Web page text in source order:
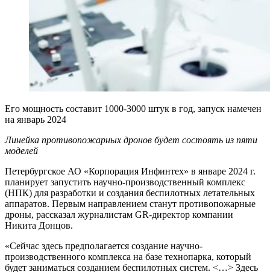
Его мощность составит 1000-3000 штук в год, запуск намечен
на январь 2024
Линейка противопожарных дронов будет состоять из пяти
моделей
Петербургское АО «Корпорация Инфинтех» в январе 2024 г.
планирует запустить научно-производственный комплекс
(НПК) для разработки и создания беспилотных летательных
аппаратов. Первым направлением станут противопожарные
дроны, рассказал журналистам GR-директор компании
Никита Донцов.
«Сейчас здесь предполагается создание научно-
производственного комплекса на базе технопарка, который
будет заниматься созданием беспилотных систем. <…> Здесь